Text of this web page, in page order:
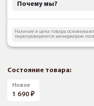
Почему мы?
Наличие и цена товара
перепроверяются менеджером
Состояние товара:
Новое
1 690